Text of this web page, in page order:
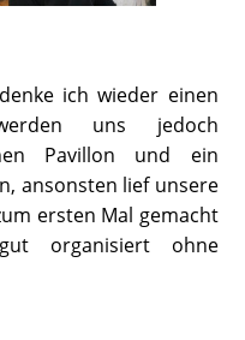
ich wieder einen
uns jedoch
Pavillon und ein
ansonsten lief unsere
ersten Mal gemacht
organisiert ohne